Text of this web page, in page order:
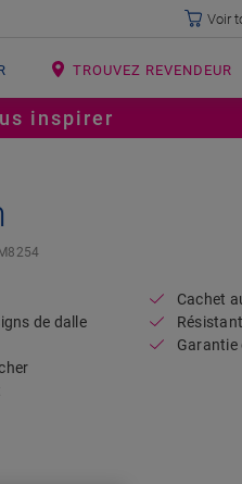
TROUVEZ REVENDEUR
Voir
inspirer
IM8254
de dalle
Cachet
Garantie